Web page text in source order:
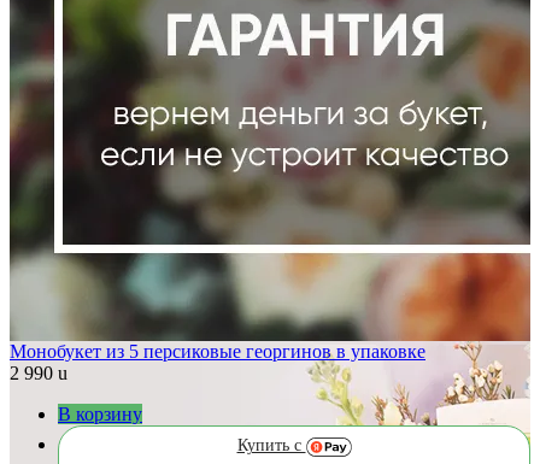
Монобукет из 5 персиковые георгинов в упаковке
2 990 u
В корзину
Купить с